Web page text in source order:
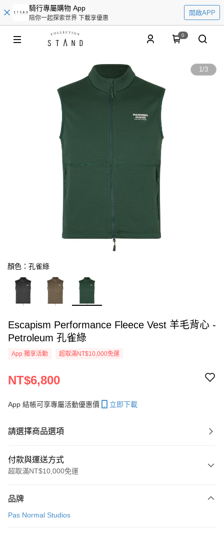
騎行專屬購物 App
陪你一起探索世界 下載享優惠
開啟APP
0
1/3
顏色：孔雀綠
Escapism Performance Fleece Vest 羊毛背心 -
Petroleum 孔雀綠
App 獨享活動 超取滿NT$10,000免運
NT$6,800
App 結帳可享專屬活動優惠價 立即下載
請選擇商品選項
付款與運送方式
超取滿NT$10,000免運
信用卡一次付款
品牌
Pas Normal Studios